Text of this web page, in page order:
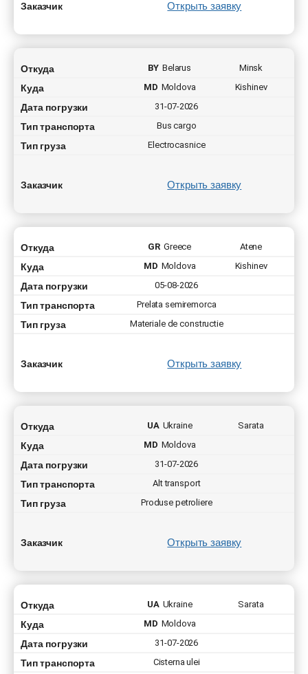
Заказчик Открыть заявку
Откуда BY Belarus Minsk
Куда MD Moldova Kishinev
Дата погрузки 31-07-2026
Тип транспорта Bus cargo
Тип груза Electrocasnice
Заказчик Открыть заявку
Откуда GR Greece Atene
Куда MD Moldova Kishinev
Дата погрузки 05-08-2026
Тип транспорта Prelata semiremorca
Тип груза Materiale de constructie
Заказчик Открыть заявку
Откуда UA Ukraine Sarata
Куда MD Moldova
Дата погрузки 31-07-2026
Тип транспорта Alt transport
Тип груза Produse petroliere
Заказчик Открыть заявку
Откуда UA Ukraine Sarata
Куда MD Moldova
Дата погрузки 31-07-2026
Тип транспорта Cisterna ulei